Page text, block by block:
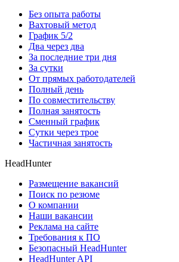
Без опыта работы
Вахтовый метод
График 5/2
Два через два
За последние три дня
За сутки
От прямых работодателей
Полный день
По совместительству
Полная занятость
Сменный график
Сутки через трое
Частичная занятость
HeadHunter
Размещение вакансий
Поиск по резюме
О компании
Наши вакансии
Реклама на сайте
Требования к ПО
Безопасный HeadHunter
HeadHunter API